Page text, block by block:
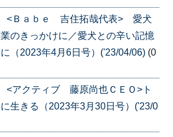
<Ｂａｂｅ 吉住拓哉代表> 愛犬
のきっかけに／愛犬との辛い記憶
（2023年4月6日号）('23/04/06) (0
<アクティブ 藤原尚也ＣＥＯ>ト
生きる（2023年3月30日号）('23/0